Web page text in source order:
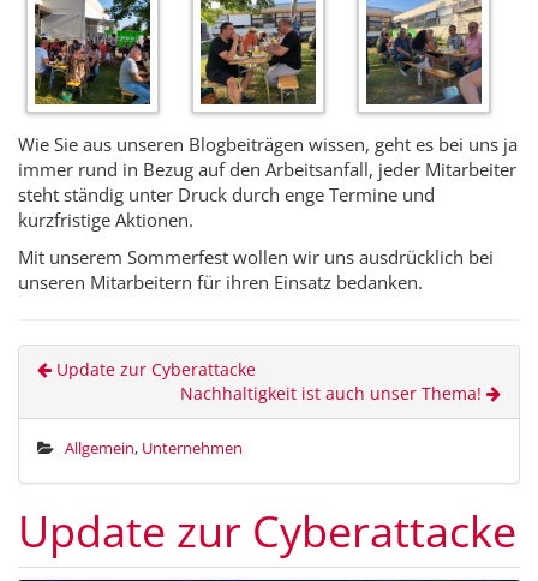
Wie Sie aus unseren Blogbeiträgen wissen, geht es bei uns ja
immer rund in Bezug auf den Arbeitsanfall, jeder Mitarbeiter
steht ständig unter Druck durch enge Termine und
kurzfristige Aktionen.
Mit unserem Sommerfest wollen wir uns ausdrücklich bei
unseren Mitarbeitern für ihren Einsatz bedanken.
Update zur Cyberattacke
Nachhaltigkeit ist auch unser Thema!
Allgemein, Unternehmen
Update zur Cyberattacke